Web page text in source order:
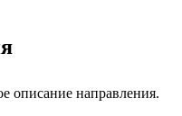
описание направления.